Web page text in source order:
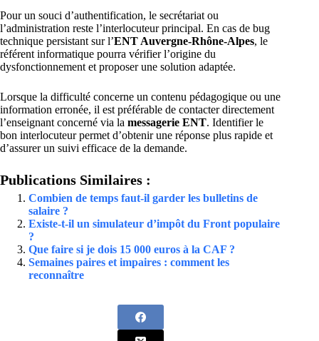
Pour un souci d’authentification, le secrétariat ou
l’administration reste l’interlocuteur principal. En cas de bug
technique persistant sur l’ENT Auvergne-Rhône-Alpes, le
référent informatique pourra vérifier l’origine du
dysfonctionnement et proposer une solution adaptée.
Lorsque la difficulté concerne un contenu pédagogique ou une
information erronée, il est préférable de contacter directement
l’enseignant concerné via la messagerie ENT. Identifier le
bon interlocuteur permet d’obtenir une réponse plus rapide et
d’assurer un suivi efficace de la demande.
Publications Similaires :
Combien de temps faut-il garder les bulletins de
salaire ?
Existe-t-il un simulateur d’impôt du Front populaire
?
Que faire si je dois 15 000 euros à la CAF ?
Semaines paires et impaires : comment les
reconnaître